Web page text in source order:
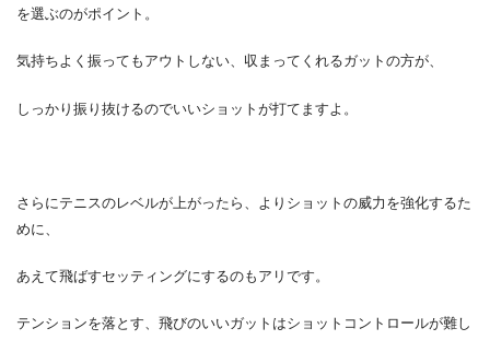
を選ぶのがポイント。
気持ちよく振ってもアウトしない、収まってくれるガットの方が、
しっかり振り抜けるのでいいショットが打てますよ。
さらにテニスのレベルが上がったら、よりショットの威力を強化するた
めに、
あえて飛ばすセッティングにするのもアリです。
テンションを落とす、飛びのいいガットはショットコントロールが難し